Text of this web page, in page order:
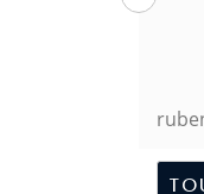
Phil